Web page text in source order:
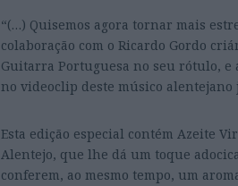
“(…) Quisemos agora tornar mais
colaboração com o Ricardo Gordo
Guitarra Portuguesa no seu rótulo, e
no videoclip deste músico
Esta edição especial contém Azeite
Alentejo, que lhe dá um toque
conferem, ao mesmo tempo, um